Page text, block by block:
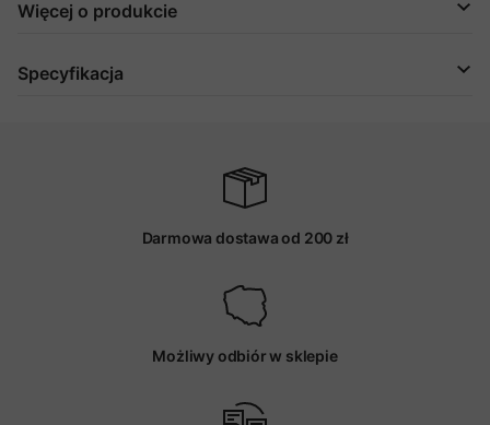
Więcej o produkcie
Specyfikacja
Darmowa dostawa od 200 zł
Możliwy odbiór w sklepie